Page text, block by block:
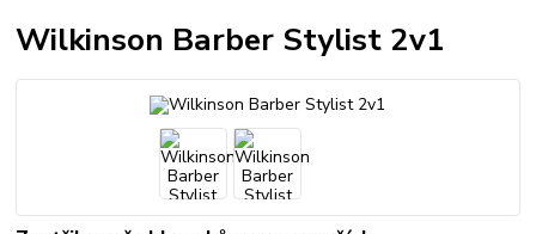
Wilkinson Barber Stylist 2v1